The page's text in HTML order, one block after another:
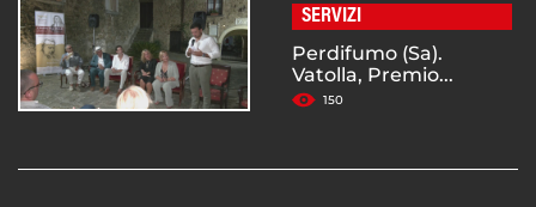
SERVIZI
Perdifumo (Sa).
Vatolla, Premio...
150